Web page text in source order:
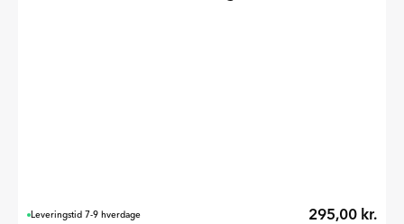
Leveringstid 7-9 hverdage 295,00 kr.